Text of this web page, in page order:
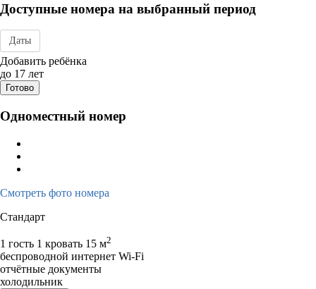
Доступные номера на выбранный период
Даты
Дата заезда - отъезда
Добавить ребёнка
до 17 лет
Готово
Одноместный номер
Смотреть фото номера
Стандарт
1 гость 1 кровать 15 м2
беспроводной интернет Wi-Fi
отчётные документы
холодильник